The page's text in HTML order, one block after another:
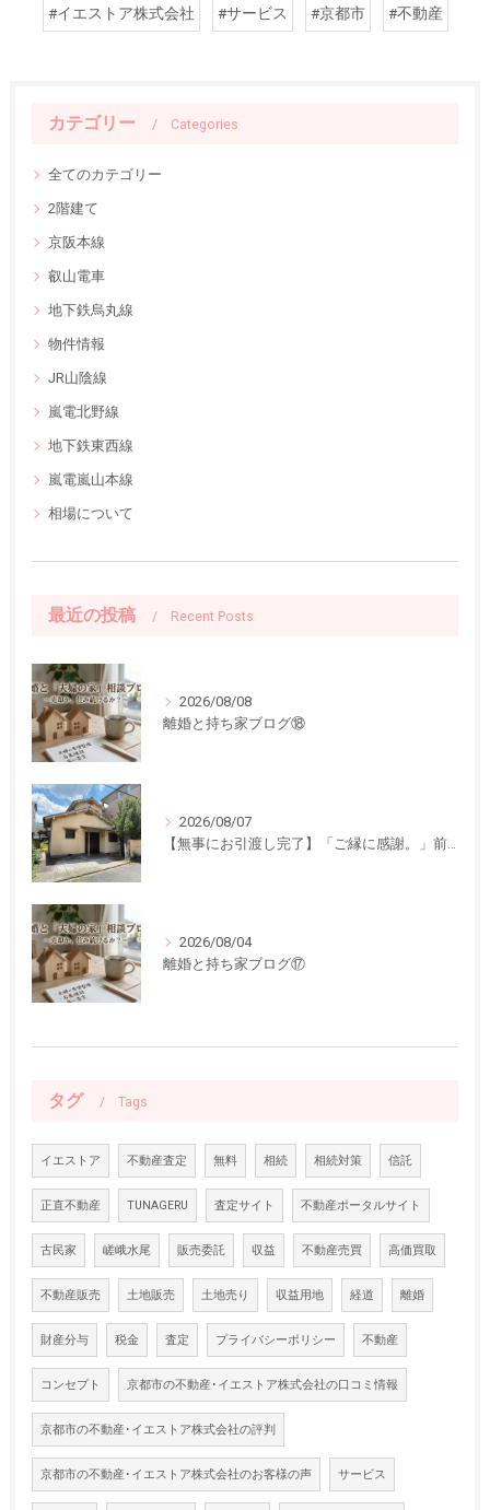
#イエストア株式会社 #サービス #京都市 #不動産
カテゴリー Categories
全てのカテゴリー
2階建て
京阪本線
叡山電車
地下鉄烏丸線
物件情報
JR山陰線
嵐電北野線
地下鉄東西線
嵐電嵐山本線
相場について
最近の投稿 Recent Posts
2026/08/08
離婚と持ち家ブログ⑱
2026/08/07
【無事にお引渡し完了】「ご縁に感謝。」前回ご紹介した中古一戸建てのお引渡しが終了しました
2026/08/04
離婚と持ち家ブログ⑰
タグ Tags
イエストア 不動産査定 無料 相続 相続対策 信託
正直不動産 TUNAGERU 査定サイト 不動産ポータルサイト
古民家 嵯峨水尾 販売委託 収益 不動産売買 高価買取
不動産販売 土地販売 土地売り 収益用地 経道 離婚
財産分与 税金 査定 プライバシーポリシー 不動産
コンセプト 京都市の不動産･イエストア株式会社の口コミ情報
京都市の不動産･イエストア株式会社の評判
京都市の不動産･イエストア株式会社のお客様の声 サービス